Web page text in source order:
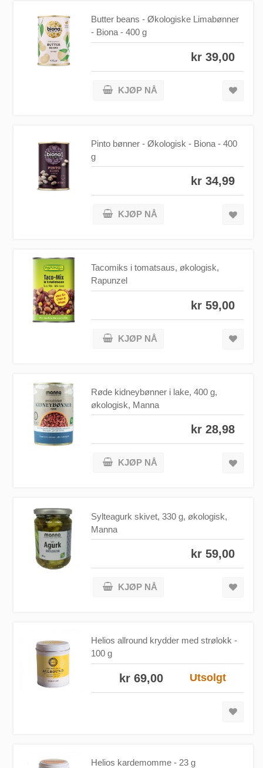
Butter beans - Økologiske Limabønner
- Biona - 400 g
kr 39,00
KJØP NÅ
Pinto bønner - Økologisk - Biona - 400
g
kr 34,99
KJØP NÅ
Tacomiks i tomatsaus, økologisk,
Rapunzel
kr 59,00
KJØP NÅ
Røde kidneybønner i lake, 400 g,
økologisk, Manna
kr 28,98
KJØP NÅ
Sylteagurk skivet, 330 g, økologisk,
Manna
kr 59,00
KJØP NÅ
Helios allround krydder med strølokk -
100 g
Utsolgt
kr 69,00
Helios kardemomme - 23 g